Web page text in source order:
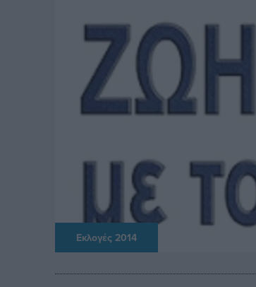
Εκλογές 2014